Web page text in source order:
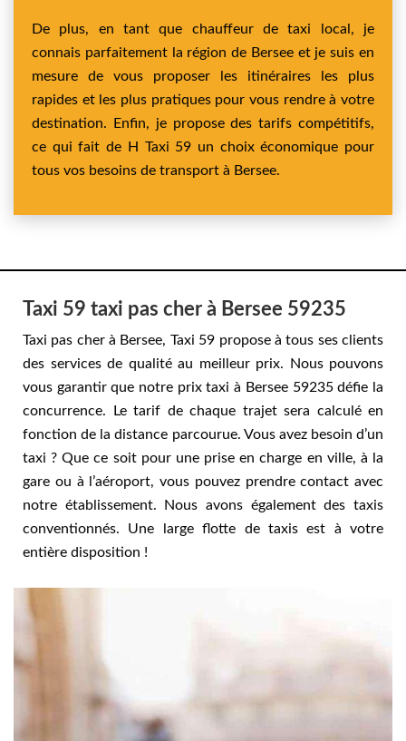
De plus, en tant que chauffeur de taxi local, je
connais parfaitement la région de Bersee et je suis en
mesure de vous proposer les itinéraires les plus
rapides et les plus pratiques pour vous rendre à votre
destination. Enfin, je propose des tarifs compétitifs,
ce qui fait de H Taxi 59 un choix économique pour
tous vos besoins de transport à Bersee.
Taxi 59 taxi pas cher à Bersee 59235
Taxi pas cher à Bersee, Taxi 59 propose à tous ses clients
des services de qualité au meilleur prix. Nous pouvons
vous garantir que notre prix taxi à Bersee 59235 défie la
concurrence. Le tarif de chaque trajet sera calculé en
fonction de la distance parcourue. Vous avez besoin d’un
taxi ? Que ce soit pour une prise en charge en ville, à la
gare ou à l’aéroport, vous pouvez prendre contact avec
notre établissement. Nous avons également des taxis
conventionnés. Une large flotte de taxis est à votre
entière disposition !